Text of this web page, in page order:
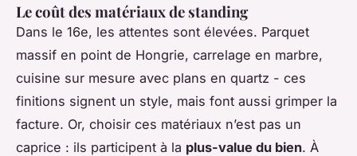
Le coût des matériaux de standing
Dans le 16e, les attentes sont élevées. Parquet
massif en point de Hongrie, carrelage en marbre,
cuisine sur mesure avec plans en quartz - ces
finitions signent un style, mais font aussi grimper la
facture. Or, choisir ces matériaux n’est pas un
caprice : ils participent à la plus-value du bien. À